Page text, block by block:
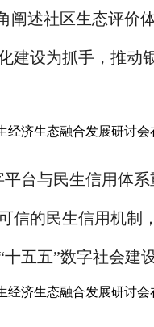
阐述社区生态评价
建设为抓手，推动
平台与民生信用体
信的民生信用机制
五五”数字社会建